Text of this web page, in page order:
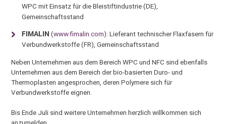
WPC mit Einsatz für die Bleistiftindustrie (DE),
Gemeinschaftsstand
FIMALIN (www.fimalin.com): Lieferant technischer Flaxfasern für
Verbundwerkstoffe (FR), Gemeinschaftsstand
Neben Unternehmen aus dem Bereich WPC und NFC sind ebenfalls
Unternehmen aus dem Bereich der bio-basierten Duro- und
Thermoplasten angesprochen, deren Polymere sich für
Verbundwerkstoffe eignen.
Bis Ende Juli sind weitere Unternehmen herzlich willkommen sich